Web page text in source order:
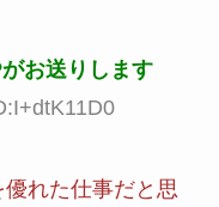
お送りします
れた仕事だと思